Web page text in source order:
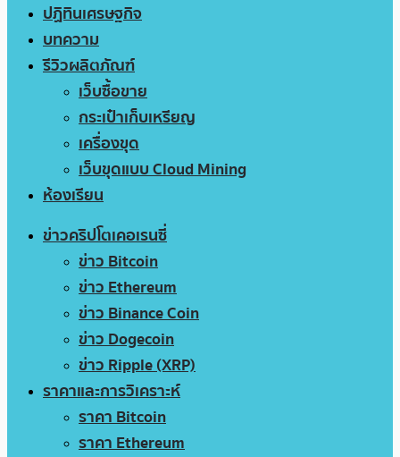
ปฏิทินเศรษฐกิจ
บทความ
รีวิวผลิตภัณฑ์
เว็บซื้อขาย
กระเป๋าเก็บเหรียญ
เครื่องขุด
เว็บขุดแบบ Cloud Mining
ห้องเรียน
ข่าวคริปโตเคอเรนซี่
ข่าว Bitcoin
ข่าว Ethereum
ข่าว Binance Coin
ข่าว Dogecoin
ข่าว Ripple (XRP)
ราคาและการวิเคราะห์
ราคา Bitcoin
ราคา Ethereum